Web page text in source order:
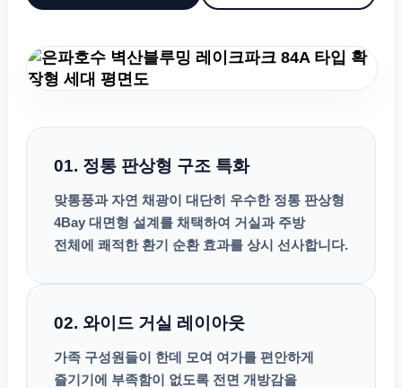
01. 정통 판상형 구조 특화
맞통풍과 자연 채광이 대단히 우수한 정통 판상형
4Bay 대면형 설계를 채택하여 거실과 주방
전체에 쾌적한 환기 순환 효과를 상시 선사합니다.
02. 와이드 거실 레이아웃
가족 구성원들이 한데 모여 여가를 편안하게
즐기기에 부족함이 없도록 전면 개방감을